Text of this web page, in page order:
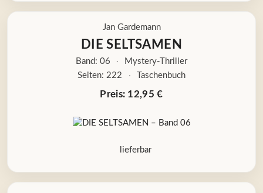
Jan Gardemann
DIE SELTSAMEN
Band: 06 ·
Mystery-Thriller
Seiten: 222
· Taschenbuch
Preis: 12,95 €
lieferbar